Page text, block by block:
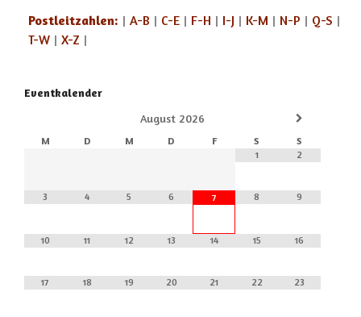
Postleitzahlen: | A-B | C-E | F-H | I-J | K-M | N-P | Q-S |
T-W | X-Z |
Eventkalender
August 2026
M D M D F S
S
1
2
3 4 5 6 7 8 9
10 11 12 13 14 15 16
17 18 19 20 21 22 23